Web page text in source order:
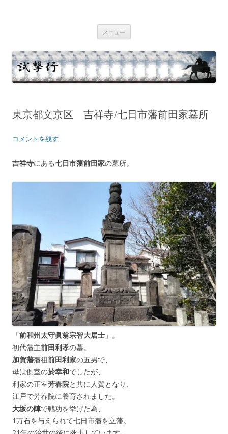
キ
ッ
プ
メニュー
東京都文京区 吉祥寺/七日市藩前田家墓所
コメントを残す
吉祥寺にある七日市藩前田家の墓所。
「前和州太守眞翁宗智大居士 」。
初代藩主前田利孝の墓。
加賀藩藩祖前田利家の五男で、
母は側室の於幸和でしたが、
利家の正室芳春院と共に人質となり、
江戸で芳春院に養育されました。
大坂の陣で戦功を挙げた為、
1万石を与えられて七日市藩を立藩。